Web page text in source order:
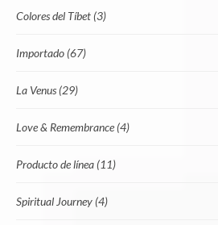
Colores del Tíbet (3)
Importado (67)
La Venus (29)
Love & Remembrance (4)
Producto de línea (11)
Spiritual Journey (4)